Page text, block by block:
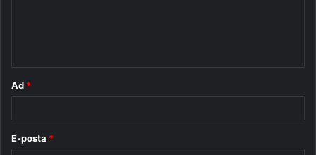
Ad *
E-posta *